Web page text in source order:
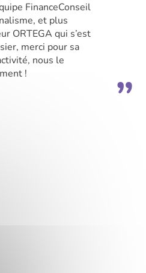
FinanceConseil
et plus
ORTEGA qui s’est
merci pour sa
nous le
!